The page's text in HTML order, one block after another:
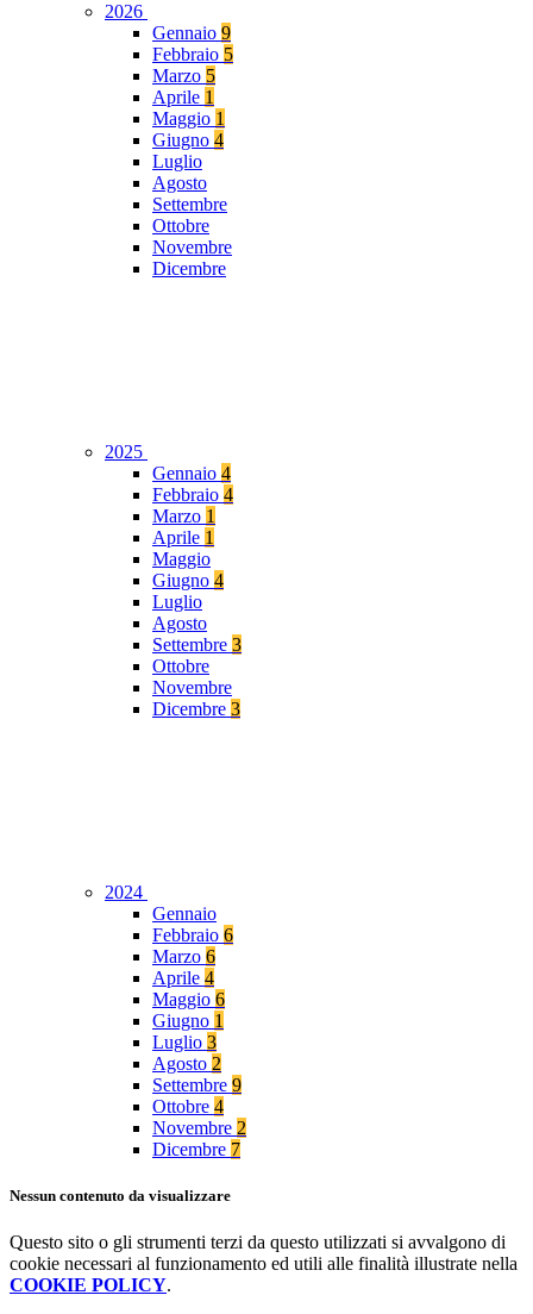
2026
Gennaio 9
Febbraio 5
Marzo 5
Aprile 1
Maggio 1
Giugno 4
Luglio
Agosto
Settembre
Ottobre
Novembre
Dicembre
2025
Gennaio 4
Febbraio 4
Marzo 1
Aprile 1
Maggio
Giugno 4
Luglio
Agosto
Settembre 3
Ottobre
Novembre
Dicembre 3
2024
Gennaio
Febbraio 6
Marzo 6
Aprile 4
Maggio 6
Giugno 1
Luglio 3
Agosto 2
Settembre 9
Ottobre 4
Novembre 2
Dicembre 7
Nessun contenuto da visualizzare
Questo sito o gli strumenti terzi da questo utilizzati si avvalgono di
cookie necessari al funzionamento ed utili alle finalità illustrate nella
COOKIE POLICY.